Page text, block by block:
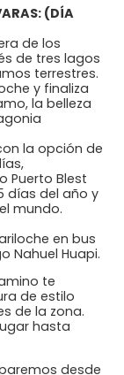
(DÍA
de los
de tres lagos
terrestres.
y finaliza
la belleza
la opción de
Puerto Blest
días del año y
mundo.
en bus
Nahuel Huapi.
te
de estilo
de la zona.
hasta
desde